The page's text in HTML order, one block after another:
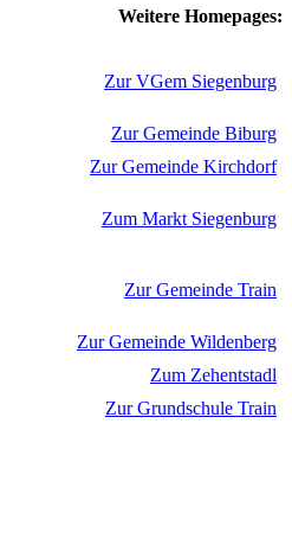
Weitere Homepages:
Zur VGem Siegenburg
Zur Gemeinde Biburg
Zur Gemeinde Kirchdorf
Zum Markt Siegenburg
Zur Gemeinde Train
Zur Gemeinde Wildenberg
Zum Zehentstadl
Zur Grundschule Train